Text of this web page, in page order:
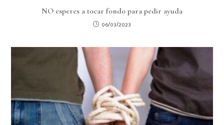
NO esperes a tocar fondo para pedir ayuda
06/03/2023